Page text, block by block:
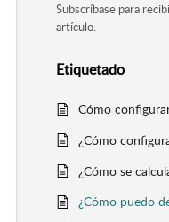
Subscríbase para
artículo.
Etiquetado
Cómo